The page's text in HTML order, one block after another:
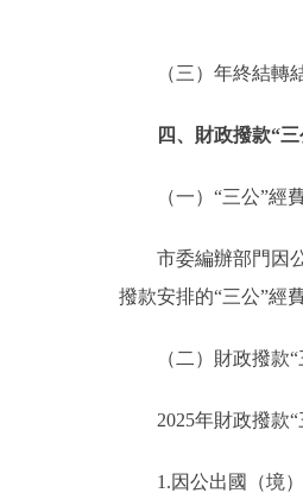
（三）年終結轉結
四、財政撥款“三
（一）“三公”經費
市委編辦部門因公
撥款安排的“三公”經
（二）財政撥款“
2025年財政撥款“三
1.因公出國（境）